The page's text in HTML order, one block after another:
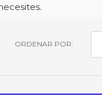
ORDENAR POR: